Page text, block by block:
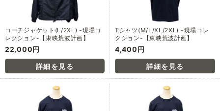
コーチジャケット(L/2XL) -現場コ
レクション-【東映荒波計画】
22,000円
Tシャツ(M/L/XL/2XL) -現場コレ
クション-【東映荒波計画】
4,400円